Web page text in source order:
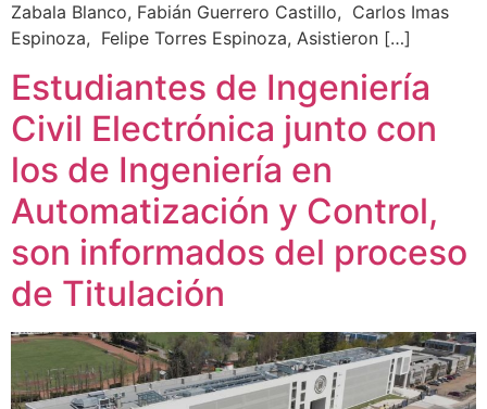
Zabala Blanco, Fabián Guerrero Castillo, Carlos Imas
Espinoza, Felipe Torres Espinoza, Asistieron […]
Estudiantes de Ingeniería
Civil Electrónica junto con
los de Ingeniería en
Automatización y Control,
son informados del proceso
de Titulación